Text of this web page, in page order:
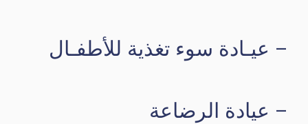
– عيـادة سوء تغذية للأطفـال
– عيادة الرضاعة